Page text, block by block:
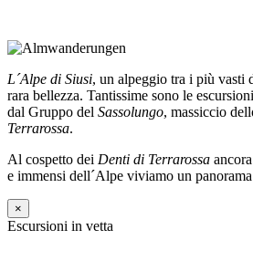
L´Alpe di Siusi, un alpeggio tra i più vasti
rara bellezza. Tantissime sono le
dal Gruppo del Sassolungo, massiccio
Terrarossa.
Al cospetto dei Denti di Terrarossa
e immensi dell´Alpe viviamo un
×
Escursioni in vetta